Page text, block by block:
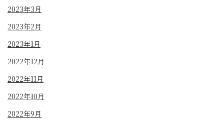
2023年3月
2023年2月
2023年1月
2022年12月
2022年11月
2022年10月
2022年9月